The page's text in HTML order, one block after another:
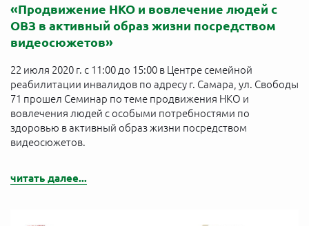
«Продвижение НКО и вовлечение людей с
ОВЗ в активный образ жизни посредством
видеосюжетов»
22 июля 2020 г. с 11:00 до 15:00 в Центре семейной
реабилитации инвалидов по адресу г. Самара, ул. Свободы
71 прошел Семинар по теме продвижения НКО и
вовлечения людей с особыми потребностями по
здоровью в активный образ жизни посредством
видеосюжетов.
читать далее...